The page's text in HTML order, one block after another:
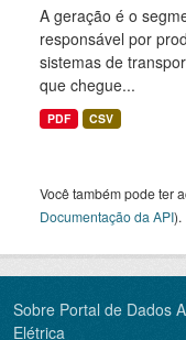
A geração é o
responsável por
sistemas de
que chegue...
PDF CSV
Você também pode ter
Documentação da API).
Sobre Portal de Dados
Elétrica